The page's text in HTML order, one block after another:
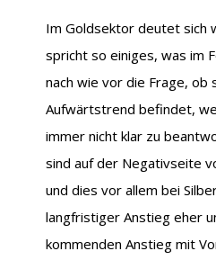
Im Goldsektor deutet sich
spricht so einiges, was im
nach wie vor die Frage, ob
Aufwärtstrend befindet,
immer nicht klar zu
sind auf der Negativseite
und dies vor allem bei
langfristiger Anstieg eher
kommenden Anstieg mit